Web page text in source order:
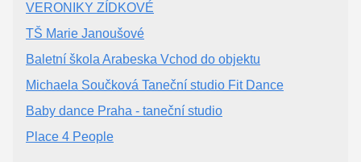
VERONIKY ZÍDKOVÉ
TŠ Marie Janoušové
Baletní škola Arabeska Vchod do objektu
Michaela Součková Taneční studio Fit Dance
Baby dance Praha - taneční studio
Place 4 People